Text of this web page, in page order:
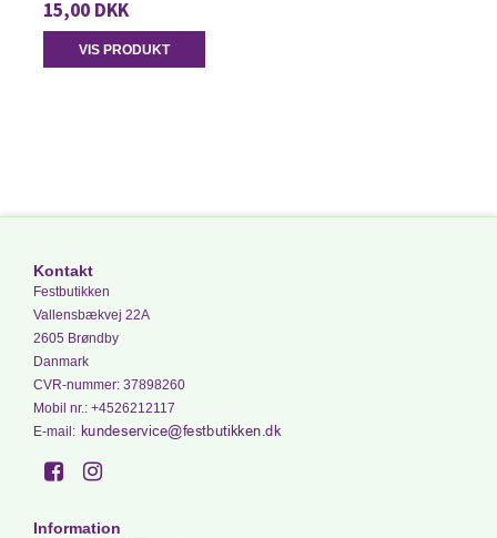
15,00 DKK
VIS PRODUKT
Kontakt
Festbutikken
Vallensbækvej 22A
2605 Brøndby
Danmark
CVR-nummer: 37898260
Mobil nr. : +4526212117
E-mail:
Information